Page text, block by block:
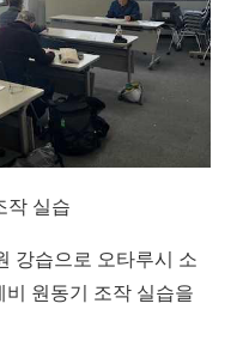
작 실습
강습으로 오타루시 소
원동기 조작 실습을